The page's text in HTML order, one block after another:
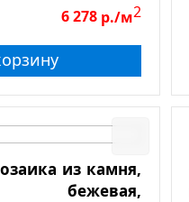
Light
6 278 р./м2
из камня,
бежевая,